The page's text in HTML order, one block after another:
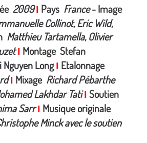
2009 Pays France- Image
Collinot, Eric Wild,
Matthieu Tartamella, Olivier
Montage Stefan
Nguyen Long Etalonnage
Mixage Richard Pébarthe
Lakhdar Tati Soutien
Sarr Musique originale
Minck avec le soutien